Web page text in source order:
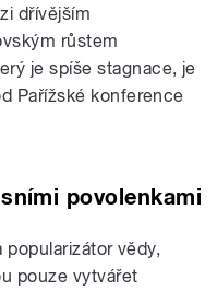
dřívějším
růstem
je spíše stagnace, je
Pařížské konference
povolenkami
popularizátor vědy,
pouze vytvářet